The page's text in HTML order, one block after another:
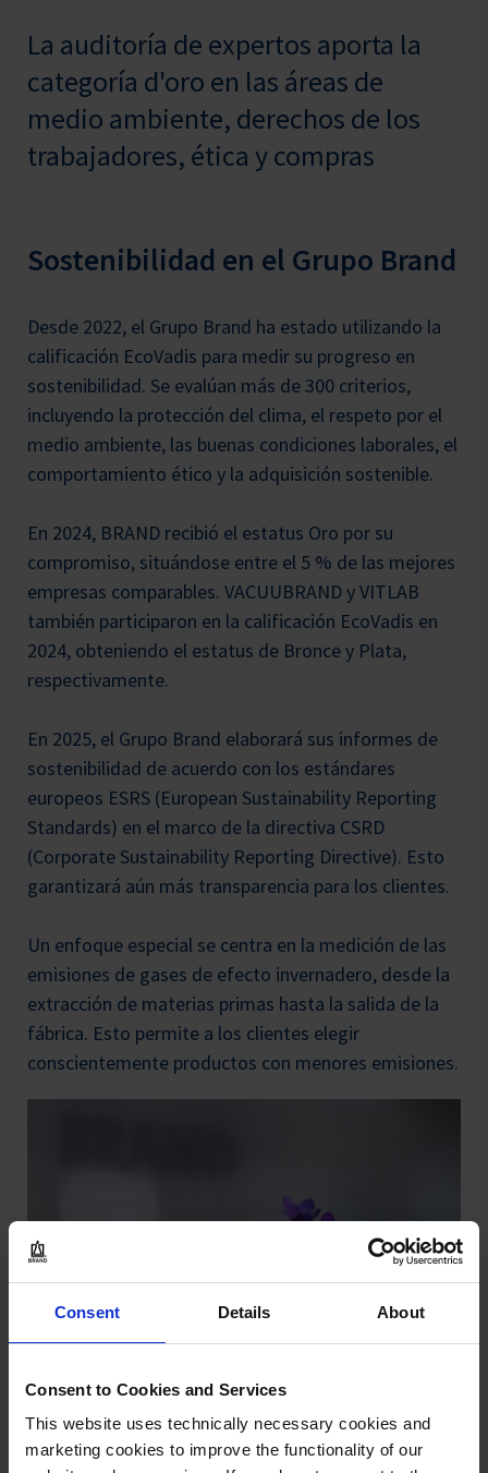
Consent Details About
Consent to Cookies and Services
This website uses technically necessary cookies and
marketing cookies to improve the functionality of our
La auditoría de expertos aporta la
categoría d'oro en las áreas de
medio ambiente, derechos de los
trabajadores, ética y compras
Sostenibilidad en el Grupo Brand
Desde 2022, el Grupo Brand ha estado utilizando la
calificación EcoVadis para medir su progreso en
sostenibilidad. Se evalúan más de 300 criterios,
incluyendo la protección del clima, el respeto por el
medio ambiente, las buenas condiciones laborales, el
comportamiento ético y la adquisición sostenible.
En 2024, BRAND recibió el estatus Oro por su
compromiso, situándose entre el 5 % de las mejores
empresas comparables. VACUUBRAND y VITLAB
también participaron en la calificación EcoVadis en
2024, obteniendo el estatus de Bronce y Plata,
respectivamente.
En 2025, el Grupo Brand elaborará sus informes de
sostenibilidad de acuerdo con los estándares
europeos ESRS (European Sustainability Reporting
Standards) en el marco de la directiva CSRD
(Corporate Sustainability Reporting Directive). Esto
garantizará aún más transparencia para los clientes.
Un enfoque especial se centra en la medición de las
emisiones de gases de efecto invernadero, desde la
extracción de materias primas hasta la salida de la
fábrica. Esto permite a los clientes elegir
conscientemente productos con menores emisiones.